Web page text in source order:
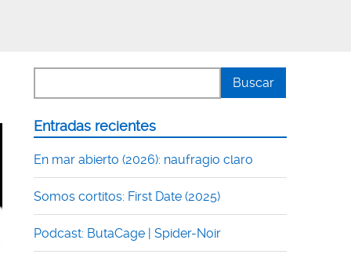
Entradas recientes
En mar abierto (2026): naufragio claro
Somos cortitos: First Date (2025)
Podcast: ButaCage | Spider-Noir